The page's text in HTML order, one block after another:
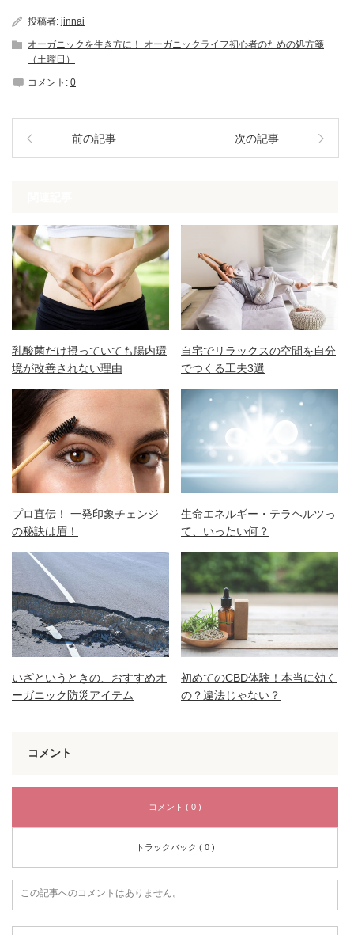
投稿者: jinnai
オーガニックを生き方に！ オーガニックライフ初心者のための処方箋
（土曜日）
コメント: 0
前の記事 次の記事
乳酸菌だけ摂っていても腸内環
境が改善されない理由
自宅でリラックスの空間を自分
でつくる工夫3選
プロ直伝！ 一発印象チェンジ
の秘訣は眉！
生命エネルギー・テラヘルツっ
て、いったい何？
いざというときの、おすすめオ
ーガニック防災アイテム
初めてのCBD体験！本当に効く
の？違法じゃない？
コメント
コメント ( 0 )
トラックバック ( 0 )
この記事へのコメントはありません。